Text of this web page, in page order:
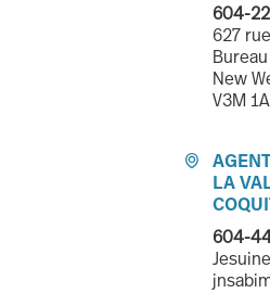
604-
627
New
V3M

LA
604-